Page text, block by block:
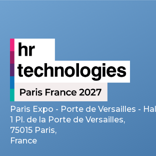
Paris Expo - Porte de Versailles -
1 Pl. de la Porte de Versailles,
75015 Paris,
France